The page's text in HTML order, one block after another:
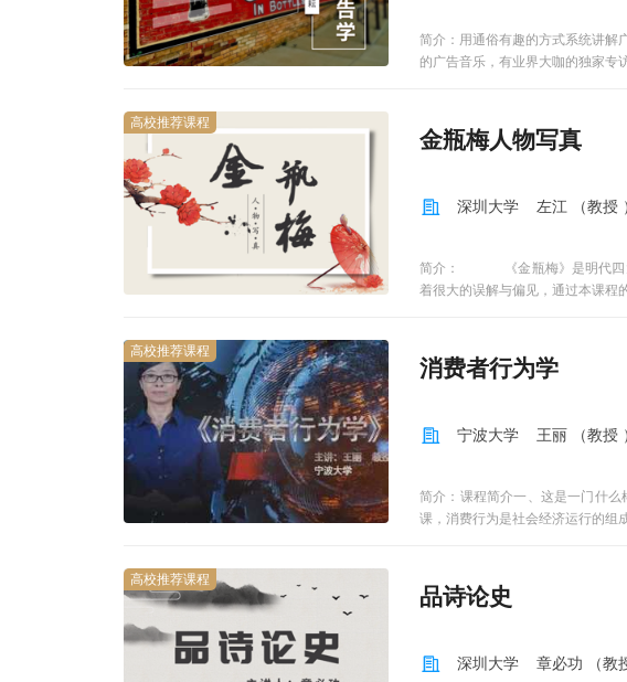
简介：用通俗有趣的方式系统讲解
的广告音乐，有业界大咖的独家专
高校推荐课程
金瓶梅人物写真
深圳大学 左江 （教授
简介： 《金瓶梅》是明代四大奇
着很大的误解与偏见，通过本课程
高校推荐课程
消费者行为学
宁波大学 王丽 （教授
简介：课程简介一、这是一门什
课，消费行为是社会经济运行的组
基础。消费行为是常见的生活现
产品的质量？身体的动作为什么能
它是一门有用的课。通过本课程
一种职业的素养和自信，用专业知
高校推荐课程
品诗论史
深圳大学 章必功 （教